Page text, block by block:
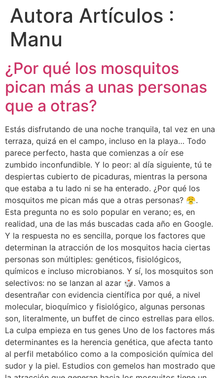
Autora Artículos :
Manu
¿Por qué los mosquitos
pican más a unas personas
que a otras?
Estás disfrutando de una noche tranquila, tal vez en una
terraza, quizá en el campo, incluso en la playa… Todo
parece perfecto, hasta que comienzas a oír ese
zumbido inconfundible. Y lo peor: al día siguiente, tú te
despiertas cubierto de picaduras, mientras la persona
que estaba a tu lado ni se ha enterado. ¿Por qué los
mosquitos me pican más que a otras personas? 😤.
Esta pregunta no es solo popular en verano; es, en
realidad, una de las más buscadas cada año en Google.
Y la respuesta no es sencilla, porque los factores que
determinan la atracción de los mosquitos hacia ciertas
personas son múltiples: genéticos, fisiológicos,
químicos e incluso microbianos. Y sí, los mosquitos son
selectivos: no se lanzan al azar 🎲. Vamos a
desentrañar con evidencia científica por qué, a nivel
molecular, bioquímico y fisiológico, algunas personas
son, literalmente, un buffet de cinco estrellas para ellos.
La culpa empieza en tus genes Uno de los factores más
determinantes es la herencia genética, que afecta tanto
al perfil metabólico como a la composición química del
sudor y la piel. Estudios con gemelos han mostrado que